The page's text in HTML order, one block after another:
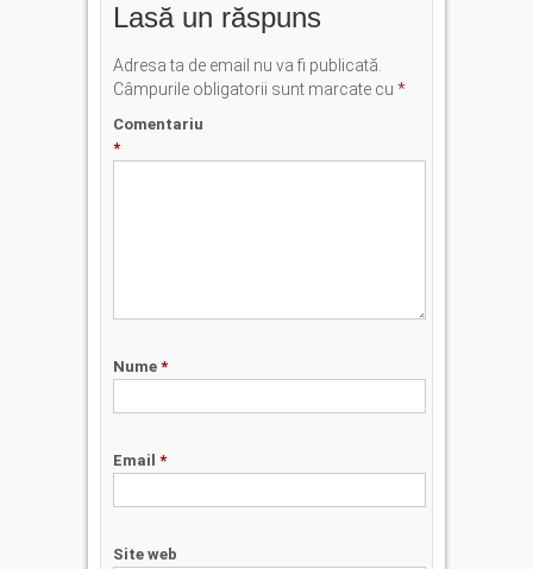
Lasă un răspuns
Adresa ta de email nu va fi publicată.
Câmpurile obligatorii sunt marcate cu *
Comentariu
*
Nume *
Email *
Site web